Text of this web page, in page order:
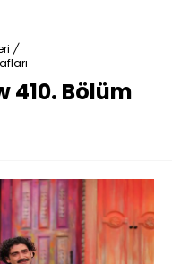
/
410. Bölüm